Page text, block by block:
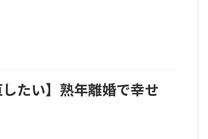
たい】熟年離婚で幸せ